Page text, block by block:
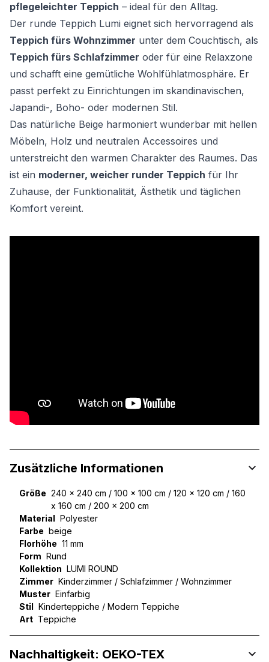
pflegeleichter Teppich – ideal für den Alltag.
Der runde Teppich Lumi eignet sich hervorragend als
Teppich fürs Wohnzimmer unter dem Couchtisch, als
Teppich fürs Schlafzimmer oder für eine Relaxzone
und schafft eine gemütliche Wohlfühlatmosphäre. Er
passt perfekt zu Einrichtungen im skandinavischen,
Japandi-, Boho- oder modernen Stil.
Das natürliche Beige harmoniert wunderbar mit hellen
Möbeln, Holz und neutralen Accessoires und
unterstreicht den warmen Charakter des Raumes. Das
ist ein moderner, weicher runder Teppich für Ihr
Zuhause, der Funktionalität, Ästhetik und täglichen
Komfort vereint.
Zusätzliche Informationen
Größe 240 x 240 cm / 100 x 100 cm / 120 x 120 cm / 160
x 160 cm / 200 x 200 cm
Material Polyester
Farbe beige
Florhöhe 11 mm
Form Rund
Kollektion LUMI ROUND
Zimmer Kinderzimmer / Schlafzimmer / Wohnzimmer
Muster Einfarbig
Stil Kinderteppiche / Modern Teppiche
Art Teppiche
Nachhaltigkeit: OEKO-TEX